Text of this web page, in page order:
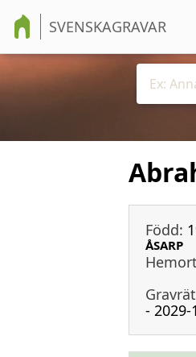
SVENSKAGRAVAR
Född:
ÅSARP
- 2029-